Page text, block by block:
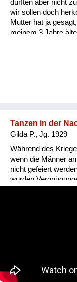
durften aber nicht
wir sollen doch
Mutter hat ja
meinem 3 Jahre
Tanzen in der
Gilda P., Jg. 1929
Während des
wenn die Männer
nicht gefeiert
wurden